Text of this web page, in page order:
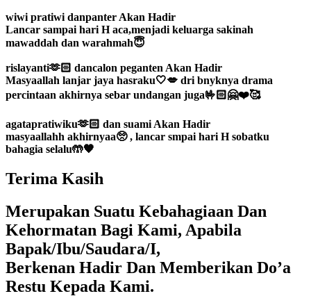
wiwi pratiwi danpanter Akan Hadir
Lancar sampai hari H aca,menjadi keluarga sakinah
mawaddah dan warahmah😇
rislayanti🫶🏻 dancalon peganten Akan Hadir
Masyaallah lanjar jaya hasraku🤍💋 dri bnyknya drama
percintaan akhirnya sebar undangan juga🤟🏻🤗❤️🥰
agatapratiwiku🫶🏻 dan suami Akan Hadir
masyaallahh akhirnyaa🥺 , lancar smpai hari H sobatku
bahagia selalu🤲🧡
Terima Kasih
Merupakan Suatu Kebahagiaan Dan
Kehormatan Bagi Kami, Apabila
Bapak/Ibu/Saudara/I,
Berkenan Hadir Dan Memberikan Do’a
Restu Kepada Kami.